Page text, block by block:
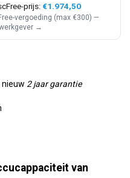
prijs:€1.974,50
vergoeding (max €300) —
→
2 jaar garantie
van